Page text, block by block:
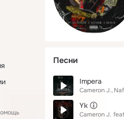
Песни
Impera
Cameron J.
Yk
Cameron J.